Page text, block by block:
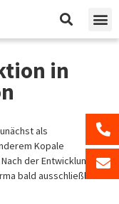
in
als
Kopale
der Entwicklung
bald ausschließlich